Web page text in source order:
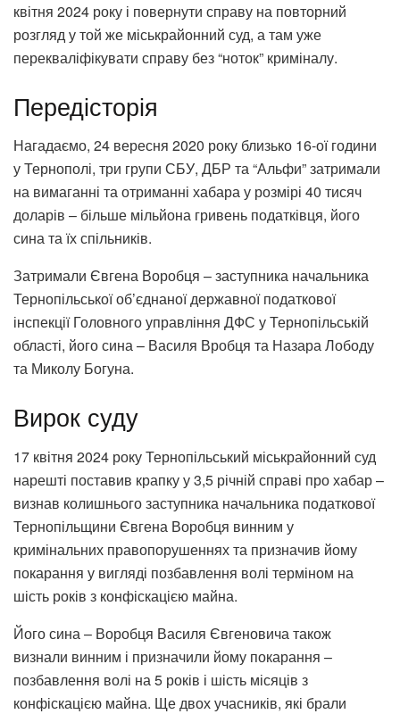
квітня 2024 року і повернути справу на повторний
розгляд у той же міськрайонний суд, а там уже
перекваліфікувати справу без “ноток” криміналу.
Передісторія
Нагадаємо, 24 вересня 2020 року близько 16-ої години
у Тернополі, три групи СБУ, ДБР та “Альфи” затримали
на вимаганні та отриманні хабара у розмірі 40 тисяч
доларів – більше мільйона гривень податківця, його
сина та їх спільників.
Затримали Євгена Воробця – заступника начальника
Тернопільської об’єднаної державної податкової
інспекції Головного управління ДФС у Тернопільській
області, його сина – Василя Вробця та Назара Лободу
та Миколу Богуна.
Вирок суду
17 квітня 2024 року Тернопільський міськрайонний суд
нарешті поставив крапку у 3,5 річній справі про хабар –
визнав колишнього заступника начальника податкової
Тернопільщини Євгена Воробця винним у
кримінальних правопорушеннях та призначив йому
покарання у вигляді позбавлення волі терміном на
шість років з конфіскацією майна.
Його сина – Воробця Василя Євгеновича також
визнали винним і призначили йому покарання –
позбавлення волі на 5 років і шість місяців з
конфіскацією майна. Ще двох учасників, які брали